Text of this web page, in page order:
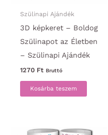
Szülinapi Ajándék
3D képkeret – Boldog
Szülinapot az Életben
– Szülinapi Ajándék
1270 Ft Bruttó
Kosárba teszem